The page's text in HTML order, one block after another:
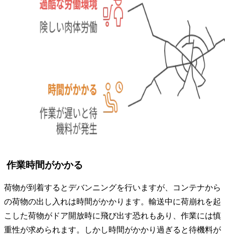
作業時間がかかる
荷物が到着するとデバンニングを行いますが、コンテナから
の荷物の出し入れは時間がかかります。輸送中に荷崩れを起
こした荷物がドア開放時に飛び出す恐れもあり、作業には慎
重性が求められます。しかし時間がかかり過ぎると待機料が